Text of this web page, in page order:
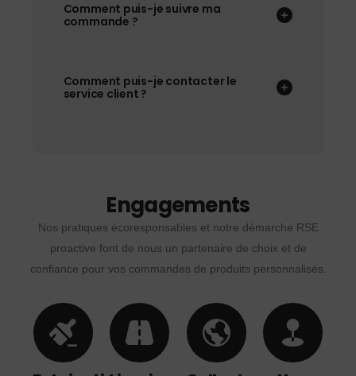
Comment puis-je suivre ma
commande ?
Comment puis-je contacter le
service client ?
Engagements
Nos pratiques écoresponsables et notre démarche RSE
proactive font de nous un partenaire de choix et de
confiance pour vos commandes de produits personnalisés.